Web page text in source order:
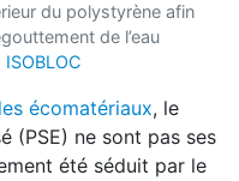
du polystyrène afin
de l’eau
ISOBLOC
écomatériaux, le
(PSE) ne sont pas ses
été séduit par le